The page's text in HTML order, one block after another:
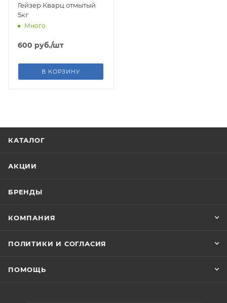
Гейзер Кварц отмытый
5кг
Много
600 руб./шт
В КОРЗИНУ
КАТАЛОГ
АКЦИИ
БРЕНДЫ
КОМПАНИЯ
ПОЛИТИКИ И СОГЛАСИЯ
ПОМОЩЬ